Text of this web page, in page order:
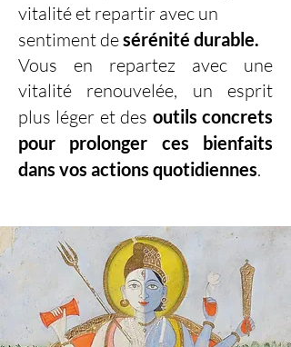
vitalité et repartir avec un
sentiment desérénité durable.
Vous en repartez avec une
vitalité renouvelée, un esprit
plus léger et des outils concrets
pour prolonger ces bienfaits
dans vos actions quotidiennes.